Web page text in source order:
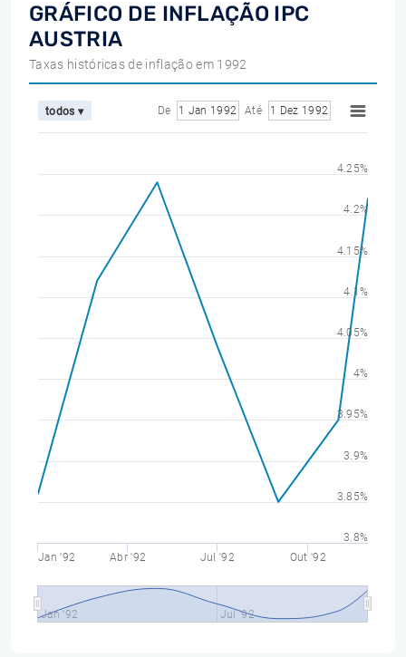
GRÁFICO DE INFLAÇÃO IPC
AUSTRIA
Taxas históricas de inflação em 1992
todos ▾ De 1 Jan 1992 Até 1 Dez 1992
Jan '92 Abr '92 Jul '92 Out '92
Jan '92 Jul '92
3.8%
3.85%
3.9%
3.95%
4%
4.05%
4.1%
4.15%
4.2%
4.25%